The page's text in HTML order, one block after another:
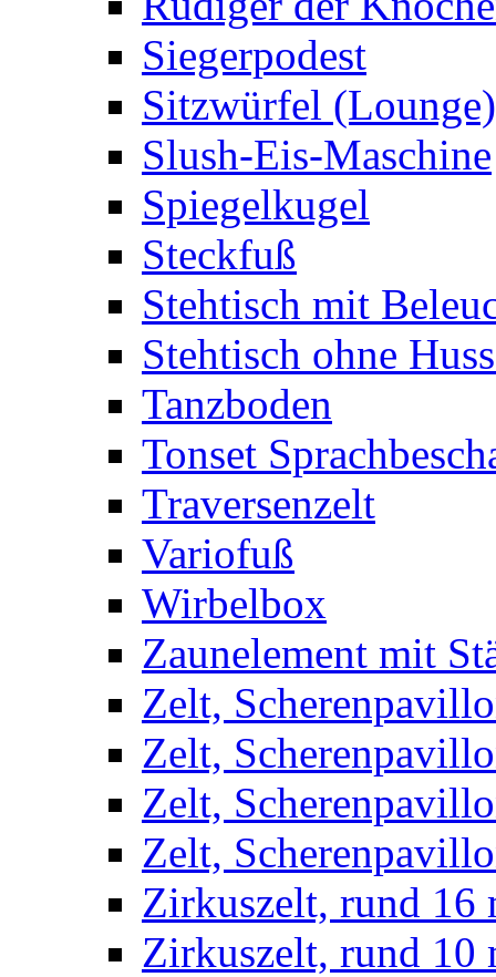
Siegerpodest
Sitzwürfel (Lounge)
Slush-Eis-Maschine
Spiegelkugel
Steckfuß
Stehtisch mit
Stehtisch ohne
Tanzboden
Tonset
Traversenzelt
Variofuß
Wirbelbox
Zaunelement mit
Zelt,
Zelt,
Zelt,
Zelt,
Zirkuszelt, rund 16
Zirkuszelt, rund 10